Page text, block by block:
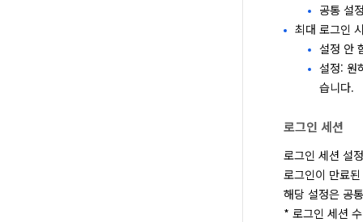
공통 설
최대 로그인
설정 안
설정: 원
습니다.
로그인 세션
로그인 세션 설
로그인이 만료
해당 설정은 공
* 로그인 세션 수